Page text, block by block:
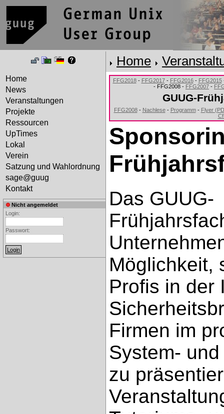
Home
Home
News
Veranstaltungen
Projekte
Ressourcen
UpTimes
Lokal
Verein
Satzung und Wahlordnung
sage@guug
Kontakt
Nicht angemeldet
Login:
Passwort:
FFG2018- FFG2017- FFG2016- FFG2015
- FFG2008 - FFG2007 -
GUUG-
FFG2008- Nachlese- Programm- Flyer
Das GUUG-
Möglichkeit,
Profis in der
Firmen im
System-
zu